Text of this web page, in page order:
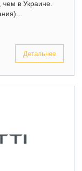
в Украине.
Детальнее